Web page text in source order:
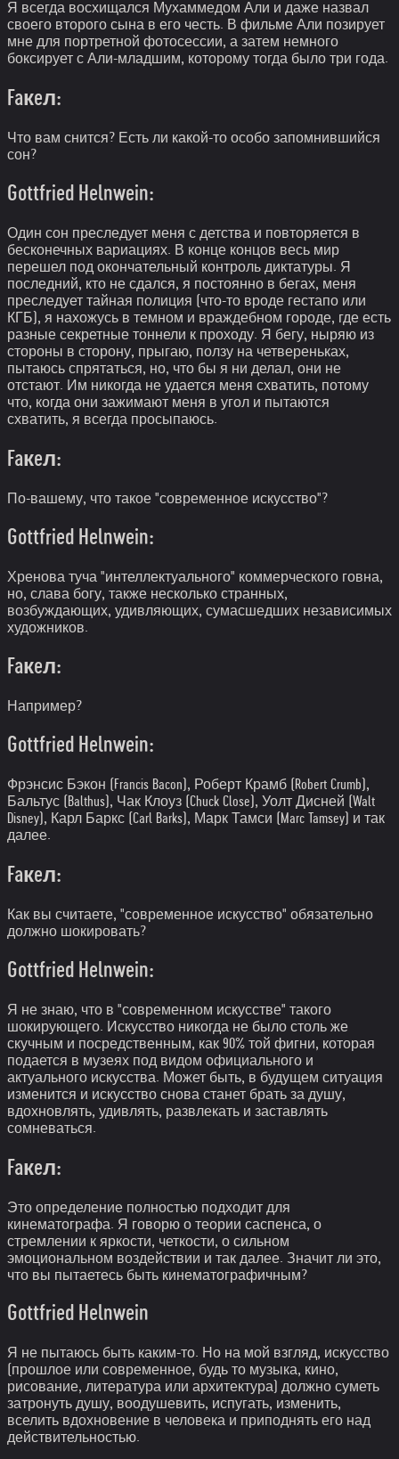
Я всегда восхищался Мухаммедом Али и даже назвал
своего второго сына в его честь. В фильме Али позирует
мне для портретной фотосессии, а затем немного
боксирует с Али-младшим, которому тогда было три года.
Faкeл:
Что вам снится? Есть ли какой-то особо запомнившийся
сон?
Gottfried Helnwein:
Один сон преследует меня с детства и повторяется в
бесконечных вариациях. В конце концов весь мир
перешел под окончательный контроль диктатуры. Я
последний, кто не сдался, я постоянно в бегах, меня
преследует тайная полиция (что-то вроде гестапо или
КГБ), я нахожусь в темном и враждебном городе, где есть
разные секретные тоннели к проходу. Я бегу, ныряю из
стороны в сторону, прыгаю, ползу на четвереньках,
пытаюсь спрятаться, но, что бы я ни делал, они не
отстают. Им никогда не удается меня схватить, потому
что, когда они зажимают меня в угол и пытаются
схватить, я всегда просыпаюсь.
Faкeл:
По-вашему, что такое "современное искусство"?
Gottfried Helnwein:
Хренова туча "интеллектуального" коммерческого говна,
но, слава богу, также несколько странных,
возбуждающих, удивляющих, сумасшедших независимых
художников.
Faкeл:
Например?
Gottfried Helnwein:
Фрэнсис Бэкон (Francis Bacon), Роберт Крамб (Robert Crumb),
Бальтус (Balthus), Чак Клоуз (Chuck Close), Уолт Дисней (Walt
Disney), Карл Баркс (Carl Barks), Марк Тамси (Marc Tamsey) и так
далее.
Faкeл:
Как вы считаете, "современное искусство" обязательно
должно шокировать?
Gottfried Helnwein:
Я не знаю, что в "современном искусстве" такого
шокирующего. Искусство никогда не было столь же
скучным и посредственным, как 90% той фигни, которая
подается в музеях под видом официального и
актуального искусства. Может быть, в будущем ситуация
изменится и искусство снова станет брать за душу,
вдохновлять, удивлять, развлекать и заставлять
сомневаться.
Faкeл:
Это определение полностью подходит для
кинематографа. Я говорю о теории саспенса, о
стремлении к яркости, четкости, о сильном
эмоциональном воздействии и так далее. Значит ли это,
что вы пытаетесь быть кинематографичным?
Gottfried Helnwein
Я не пытаюсь быть каким-то. Но на мой взгляд, искусство
(прошлое или современное, будь то музыка, кино,
рисование, литература или архитектура) должно суметь
затронуть душу, воодушевить, испугать, изменить,
вселить вдохновение в человека и приподнять его над
действительностью.